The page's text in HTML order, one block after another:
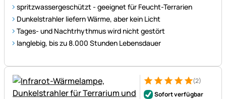
spritzwassergeschützt - geeignet für Feucht-Terrarien
Dunkelstrahler liefern Wärme, aber kein Licht
Tages- und Nachtrhythmus wird nicht gestört
langlebig, bis zu 8.000 Stunden Lebensdauer
Bewertung: 5 von 5 (2
2 Bewertungen
(2)
Sofort verfügbar